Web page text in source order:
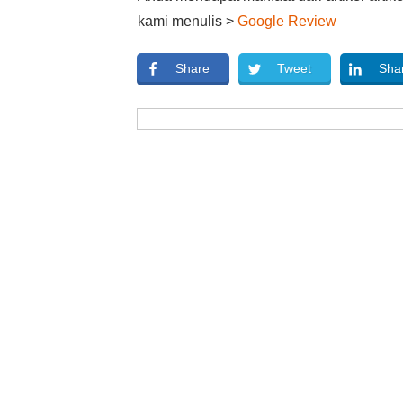
kami menulis > Google Review
Share Tweet